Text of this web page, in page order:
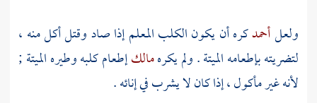
ولعلأحمدكره أن يكون الكلب المعلم إذا صاد وقتل أكل منه ،
لتضريته بإطعامه الميتة . ولم يكرهمالكإطعام كلبه وطيره الميتة ;
لأنه غير مأكول ، إذا كان لا يشرب في إنائه .